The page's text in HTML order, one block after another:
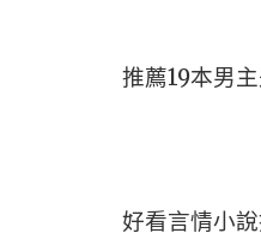
推薦19本男
好看言情小